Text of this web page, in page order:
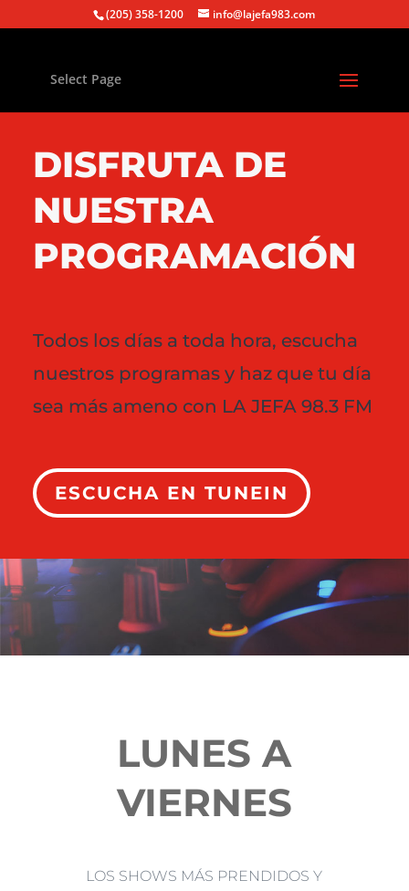
(205) 358-1200 info@lajefa983.com
Select Page
DISFRUTA DE
NUESTRA
PROGRAMACIÓN
Todos los días a toda hora, escucha
nuestros programas y haz que tu día
sea más ameno con LA JEFA 98.3 FM
ESCUCHA EN TUNEIN
LUNES A
VIERNES
LOS SHOWS MÁS PRENDIDOS Y